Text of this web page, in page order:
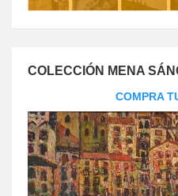
COLECCIÓN MENA
COMPRA